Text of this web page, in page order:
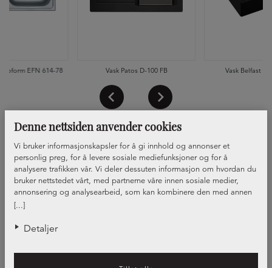
Denne nettsiden anvender cookies
[...]
Vi bruker informasjonskapsler for å gi innhold og annonser et
personlig preg, for å levere sosiale mediefunksjoner og for å
analysere trafikken vår. Vi deler dessuten informasjon om hvordan du
bruker nettstedet vårt, med partnerne våre innen sosiale medier,
annonsering og analysearbeid, som kan kombinere den med annen
informasjon du har gjort tilgjengelig for dem, eller som de har samlet
Detaljer
EFN 614-78 Vask Patos D-100 FB Vask Belfast